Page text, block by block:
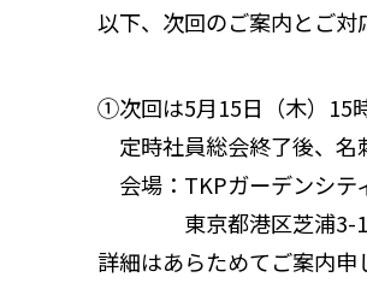
以下、次回のご案内とご対
①次回は5月15日（木）15
定時社員総会終了後、名
会場：TKPガーデンシテ
東京都港区芝浦3-1-
詳細はあらためてご案内申